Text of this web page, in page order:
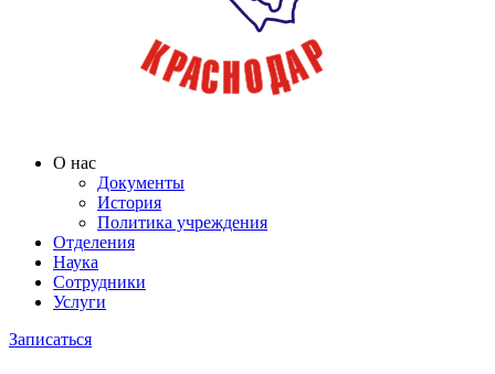
О нас
Документы
История
Политика учреждения
Отделения
Наука
Сотрудники
Услуги
Записаться